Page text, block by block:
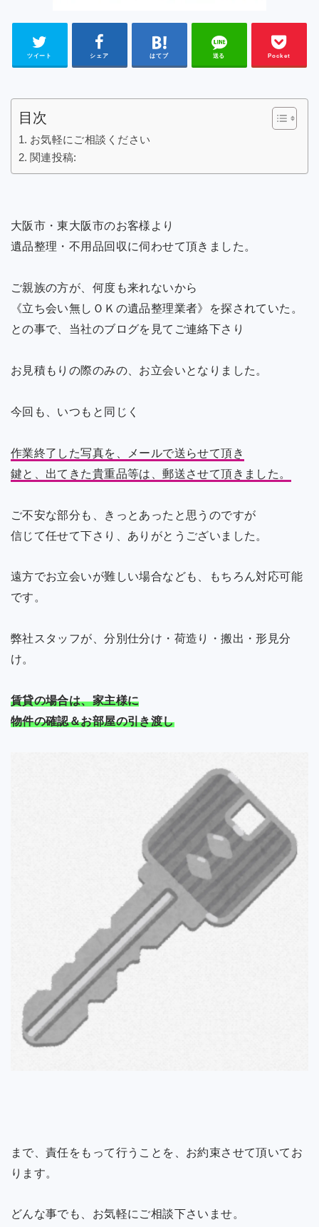
ツイート シェア はてブ 送る Pocket
目次
お気軽にご相談ください
関連投稿:
大阪市・東大阪市のお客様より
遺品整理・不用品回収に伺わせて頂きました。
ご親族の方が、何度も来れないから
《立ち会い無しＯＫの遺品整理業者》を探されていた。
との事で、当社のブログを見てご連絡下さり
お見積もりの際のみの、お立会いとなりました。
今回も、いつもと同じく
作業終了した写真を、メールで送らせて頂き
鍵と、出てきた貴重品等は、郵送させて頂きました。
ご不安な部分も、きっとあったと思うのですが
信じて任せて下さり、ありがとうございました。
遠方でお立会いが難しい場合なども、もちろん対応可能
です。
弊社スタッフが、分別仕分け・荷造り・搬出・形見分
け。
賃貸の場合は、家主様に
物件の確認＆お部屋の引き渡し
まで、責任をもって行うことを、お約束させて頂いてお
ります。
どんな事でも、お気軽にご相談下さいませ。